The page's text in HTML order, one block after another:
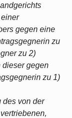
gegen eine
zu
zu 2)
dieser gegen
zu 1)
des von der